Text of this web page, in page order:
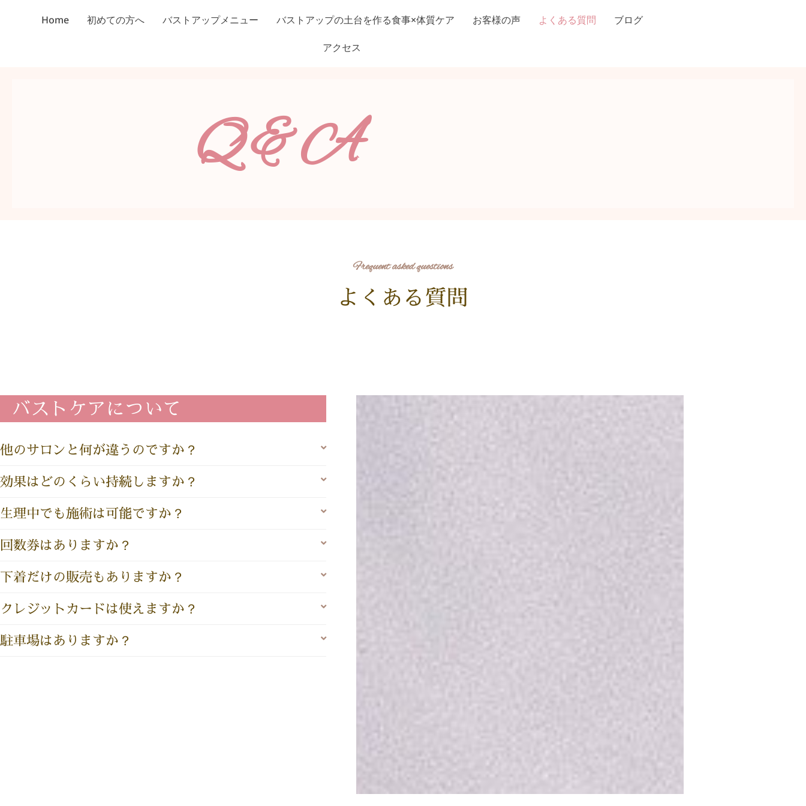
Home 初めての方へ バストアップメニュー バストアップの土台を作る食事×体質ケア お客様の声 よくある質問 ブログ
アクセス
Q&A
Frequent asked questions
よくある質問
バストケアについて
他のサロンと何が違うのですか？
効果はどのくらい持続しますか？
生理中でも施術は可能ですか？
回数券はありますか？
下着だけの販売もありますか？
クレジットカードは使えますか？
駐車場はありますか？